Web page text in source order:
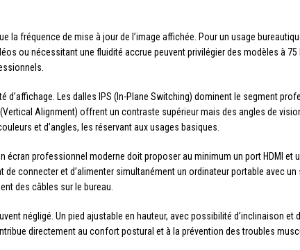
la fréquence de mise à jour de l’image affichée. Pour un usage
ou nécessitant une fluidité accrue peuvent privilégier des modèles à
d’affichage. Les dalles IPS (In-Plane Switching) dominent le segment
Alignment) offrent un contraste supérieur mais des angles de
et d’angles, les réservant aux usages basiques.
écran professionnel moderne doit proposer au minimum un port HDMI et
de connecter et d’alimenter simultanément un ordinateur portable avec
des câbles sur le bureau.
négligé. Un pied ajustable en hauteur, avec possibilité d’inclinaison et
directement au confort postural et à la prévention des troubles